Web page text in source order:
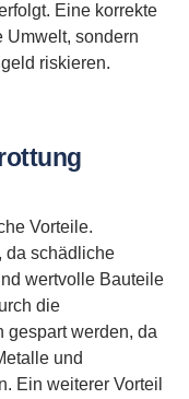
Eine korrekte
Umwelt, sondern
riskieren.
Vorteile.
da schädliche
wertvolle Bauteile
die
gespart werden, da
und
Ein weiterer Vorteil